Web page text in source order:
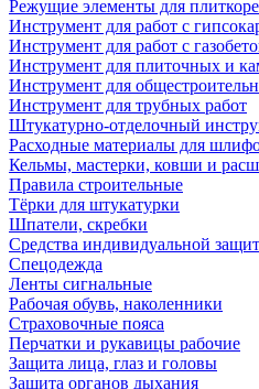
Режущие элементы для
Инструмент для работ с
Инструмент для работ с
Инструмент для плиточных и
Инструмент для
Инструмент для трубных работ
Штукатурно-отделочный
Расходные материалы для
Кельмы, мастерки, ковши и
Правила строительные
Тёрки для штукатурки
Шпатели, скребки
Средства индивидуальной
Спецодежда
Ленты сигнальные
Рабочая обувь, наколенники
Страховочные пояса
Перчатки и рукавицы рабочие
Защита лица, глаз и головы
Защита органов дыхания